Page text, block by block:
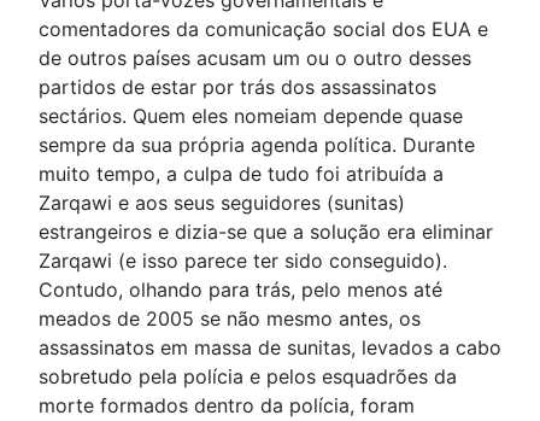
comentadores da comunicação social dos EUA e
de outros países acusam um ou o outro desses
partidos de estar por trás dos assassinatos
sectários. Quem eles nomeiam depende quase
sempre da sua própria agenda política. Durante
muito tempo, a culpa de tudo foi atribuída a
Zarqawi e aos seus seguidores (sunitas)
estrangeiros e dizia-se que a solução era eliminar
Zarqawi (e isso parece ter sido conseguido).
Contudo, olhando para trás, pelo menos até
meados de 2005 se não mesmo antes, os
assassinatos em massa de sunitas, levados a cabo
sobretudo pela polícia e pelos esquadrões da
morte formados dentro da polícia, foram